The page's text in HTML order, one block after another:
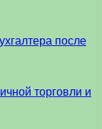
после
торговли и